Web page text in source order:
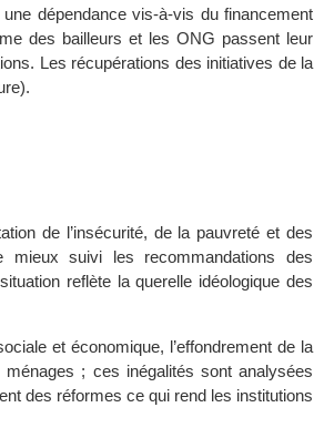
dépendance vis-à-vis du financement
des bailleurs et les ONG passent leur
Les récupérations des initiatives de la
de l’insécurité, de la pauvreté et des
mieux suivi les recommandations des
reflète la querelle idéologique des
et économique, l’effondrement de la
; ces inégalités sont analysées
des réformes ce qui rend les institutions